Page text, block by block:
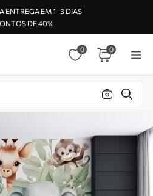
ENTREGA EM 1–3 DIAS
DE 40%
0 0